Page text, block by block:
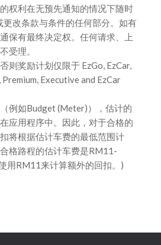
权利在无预先通知的情况下随时
改条款与条件的任何部分。如有
保有最终决定权。任何请求、上
受理。
则奖励计划仅限于 EzGo, EzCar,
Executive and EzCar
例如Budget (Meter)），估计的
应用程序中。因此，对于合格的
将根据估计车费的最低范围计
格路程的估计车费是RM11-
用RM11来计算额外的回扣。)